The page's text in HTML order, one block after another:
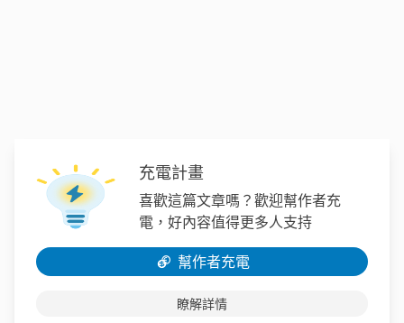
充電計畫
喜歡這篇文章嗎？歡迎幫作者充
電，好內容值得更多人支持
幫作者充電
瞭解詳情